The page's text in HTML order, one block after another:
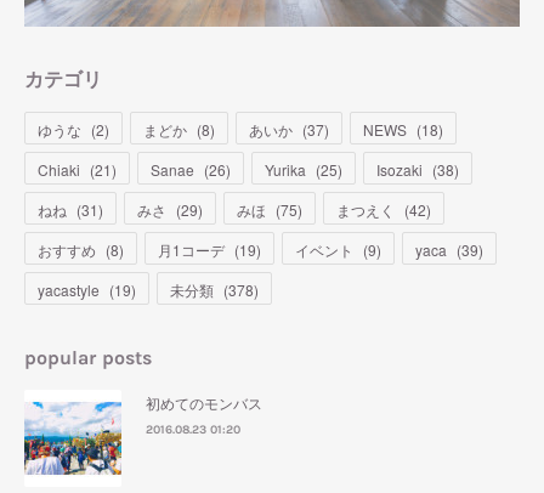
カテゴリ
ゆうな (2) まどか (8) あいか (37) NEWS (18)
Chiaki (21) Sanae (26) Yurika (25) Isozaki (38)
ねね (31) みさ (29) みほ (75) まつえく (42)
おすすめ (8) 月1コーデ (19) イベント (9) yaca (39)
yacastyle (19) 未分類 (378)
popular posts
初めてのモンバス
2016.08.23 01:20